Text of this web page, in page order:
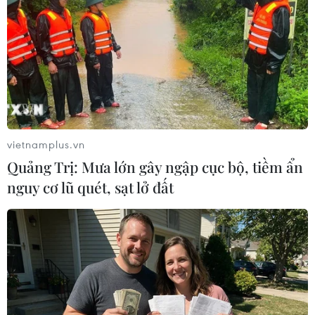
TIN LIÊN QUAN
vietnamplus.vn
Quảng Trị: Mưa lớn gây ngập cục bộ, tiềm ẩn
nguy cơ lũ quét, sạt lở đất